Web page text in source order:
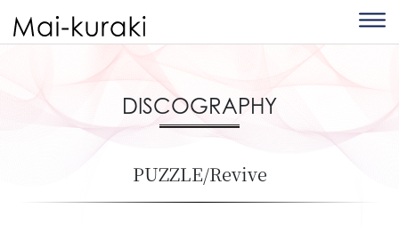
DISCOGRAPHY
PUZZLE/Revive